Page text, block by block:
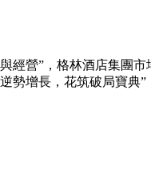
經營”，格林酒店集團
勢增長，花筑破局寶典